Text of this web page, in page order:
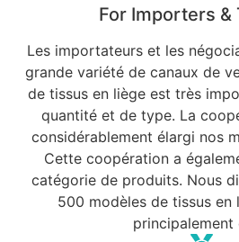
For Importers &
Les importateurs et les
grande variété de canaux de
de tissus en liège est très
quantité et de type. La
considérablement élargi nos
Cette coopération a
catégorie de produits. Nous
500 modèles de tissus en
principalement